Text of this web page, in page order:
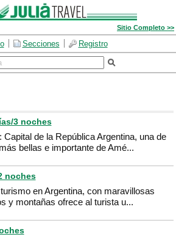
Sitio Completo >>
Secciones Registro
3 noches
Capital de la República Argentina, una de
bellas e importante de Amé...
noches
en Argentina, con maravillosas
y montañas ofrece al turista u...